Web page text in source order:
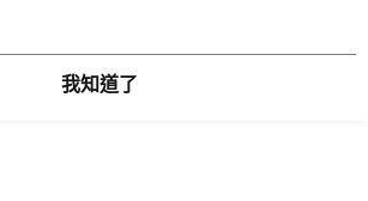
cookie。
我知道了